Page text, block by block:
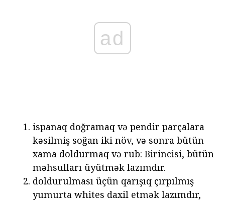
ad
ispanaq doğramaq və pendir parçalara
kəsilmiş soğan iki növ, və sonra bütün
xama doldurmaq və rub: Birincisi, bütün
məhsulları üyütmək lazımdır.
doldurulması üçün qarışıq çırpılmış
yumurta whites daxil etmək lazımdır,